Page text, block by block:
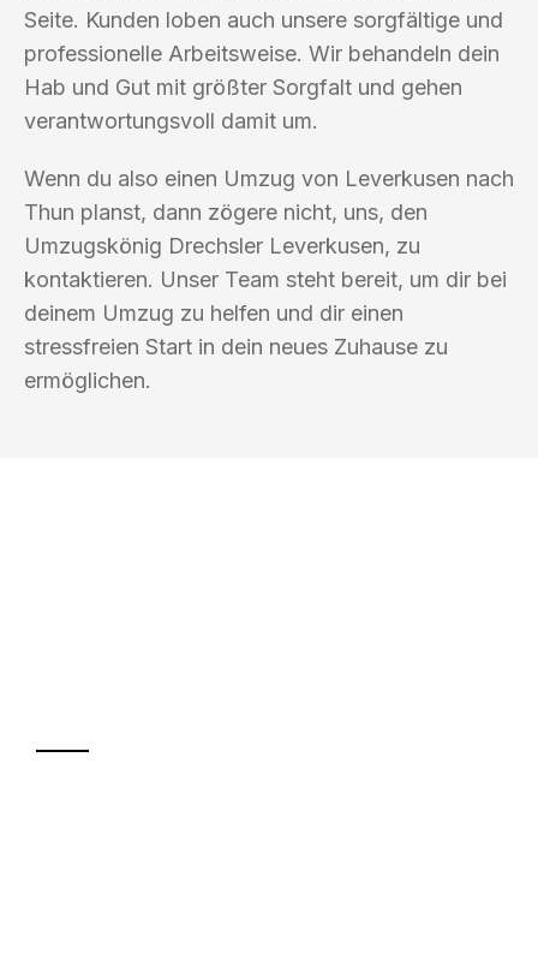
Seite. Kunden loben auch unsere sorgfältige und
professionelle Arbeitsweise. Wir behandeln dein
Hab und Gut mit größter Sorgfalt und gehen
verantwortungsvoll damit um.
Wenn du also einen Umzug von Leverkusen nach
Thun planst, dann zögere nicht, uns, den
Umzugskönig Drechsler Leverkusen, zu
kontaktieren. Unser Team steht bereit, um dir bei
deinem Umzug zu helfen und dir einen
stressfreien Start in dein neues Zuhause zu
ermöglichen.